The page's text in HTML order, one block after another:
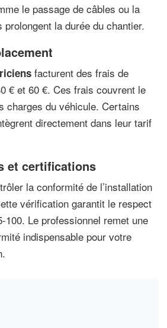
le passage de câbles ou la
la durée du chantier.
facturent des frais de
€ et 60 €. Ces frais couvrent le
charges du véhicule. Certains
directement dans leur tarif
et certifications
la conformité de l’installation
vérification garantit le respect
100. Le professionnel remet une
indispensable pour votre